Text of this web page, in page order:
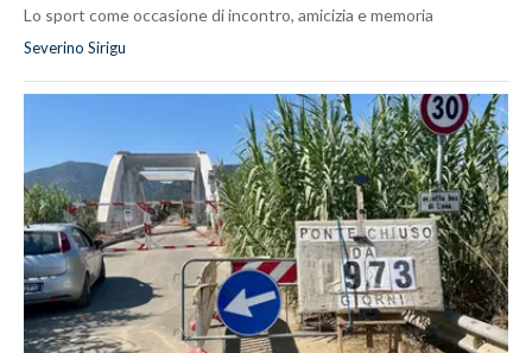
Lo sport come occasione di incontro, amicizia e memoria
Severino Sirigu